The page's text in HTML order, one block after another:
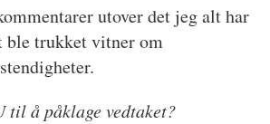
utover det jeg alt har
ble trukket vitner om
til å påklage vedtaket?